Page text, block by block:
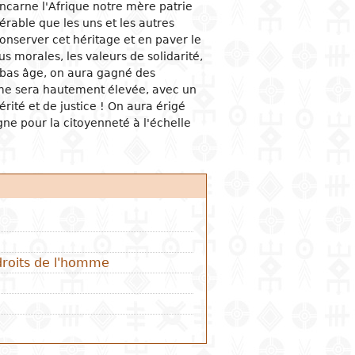
l'Afrique notre mère patrie
que les uns et les autres
cet héritage et en paver le
morales, les valeurs de solidarité,
âge, on aura gagné des
sera hautement élevée, avec un
et de justice ! On aura érigé
pour la citoyenneté à l'échelle
de l'homme
studies
and organizations
and family
and feminism
and
political life
institutions
organization
and public
situation
economy
policies
and industry